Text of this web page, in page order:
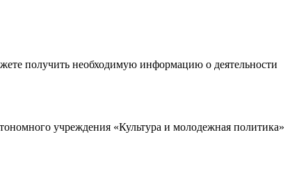
получить необходимую информацию о деятельности
учреждения «Культура и молодежная политика»